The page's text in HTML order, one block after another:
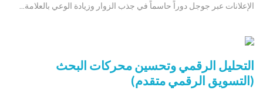
الإعلانات عبر جوجل دوراً حاسماً في جذب الزوار وزيادة الوعي بالعلامة...
التحليل الرقمي وتحسين محركات البحث
(التسويق الرقمي متقدم)